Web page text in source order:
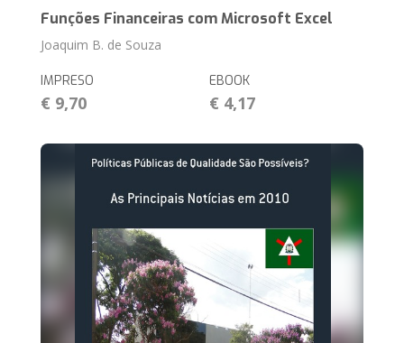
Funções Financeiras com Microsoft Excel
Joaquim B. de Souza
IMPRESO
€ 9,70
EBOOK
€ 4,17